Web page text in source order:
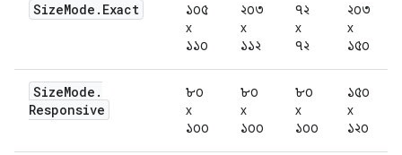
SizeMode . Exact
১০৫
x
১১০
২০৩
x
১১২
৭২
x
৭২
২০৩
x
১৫০
SizeMode .
Responsive
৮০
x
১০০
৮০
x
১০০
৮০
x
১০০
১৫০
x
১২০